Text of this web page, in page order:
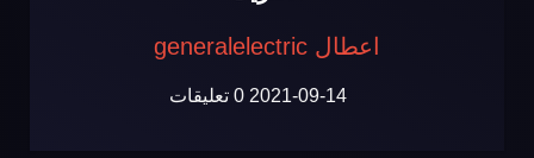
اعطال generalelectric
2021-09-14 0 تعليقات